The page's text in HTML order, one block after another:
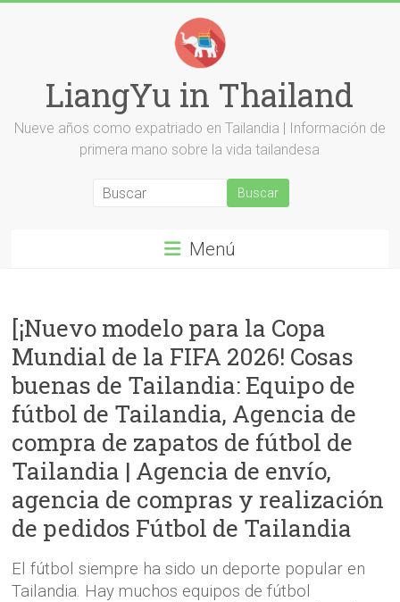
LiangYu in Thailand
Nueve años como expatriado en Tailandia | Información de
primera mano sobre la vida tailandesa
Menú
[¡Nuevo modelo para la Copa
Mundial de la FIFA 2026! Cosas
buenas de Tailandia: Equipo de
fútbol de Tailandia, Agencia de
compra de zapatos de fútbol de
Tailandia | Agencia de envío,
agencia de compras y realización
de pedidos Fútbol de Tailandia
El fútbol siempre ha sido un deporte popular en
Tailandia. Hay muchos equipos de fútbol